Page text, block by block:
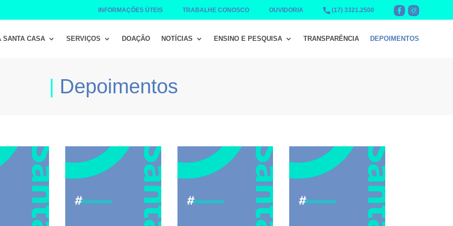
INFORMAÇÕES ÚTEIS TRABALHE CONOSCO OUVIDORIA (17) 3321.2500
SANTA CASA SERVIÇOS DOAÇÃO NOTÍCIAS ENSINO E PESQUISA TRANSPARÊNCIA DEPOIMENTOS
| Depoimentos